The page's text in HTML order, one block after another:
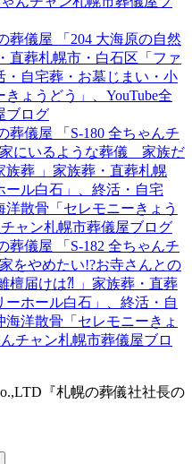
葬儀屋 「204 大海原の自然
直葬札幌市・白石区「ファ
・自宅葬・お墓じまい・小
ょうどう」、YouTube全
ブログ
葬儀屋 「S-180 全ちゃんチ
にいるような葬儀 家族だ
葬 」家族葬・直葬札幌
ル白石」、終活・自宅
散骨「セレモニーきょう
ャン札幌市葬儀屋ブログ
葬儀屋 「S-182 全ちゃんチ
をやめたい!?お寺さんとの
届けは⁈ 」家族葬・直葬
ホール白石」、終活・自
洋散骨「セレモニーきょ
チャン札幌市葬儀屋ブロ
『札幌の葬儀社社長の